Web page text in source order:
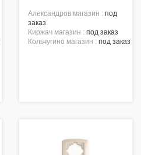
александров магазин : под
заказ
киржач магазин : под заказ
кольчугино магазин : под заказ